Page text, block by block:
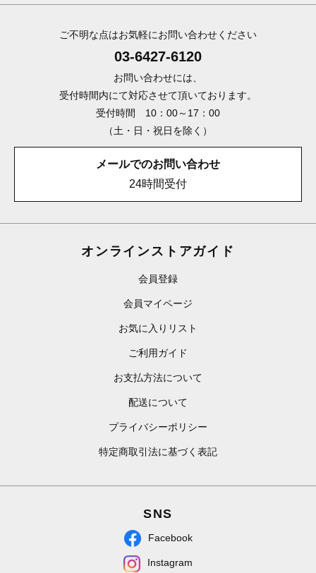
ご不明な点はお気軽にお問い合わせください
03-6427-6120
お問い合わせには、
受付時間内にて対応させて頂いております。
受付時間 10：00～17：00
（土・日・祝日を除く）
メールでのお問い合わせ
24時間受付
オンラインストアガイド
会員登録
会員マイページ
お気に入りリスト
ご利用ガイド
お支払方法について
配送について
プライバシーポリシー
特定商取引法に基づく表記
SNS
Facebook
Instagram